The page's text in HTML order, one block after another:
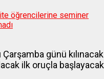
öğrencilerine seminer
Çarşamba günü
ilk oruçla